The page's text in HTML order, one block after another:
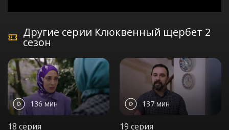
Другие серии Клюквенный щербет 2
сезон
136 мин
18 серия
137 мин
19 серия